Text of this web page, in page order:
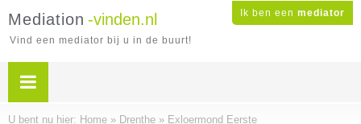
Ik ben een mediator
Mediation -vinden.nl
Vind een mediator bij u in de buurt!
U bent nu hier: Home » Drenthe » Exloermond Eerste